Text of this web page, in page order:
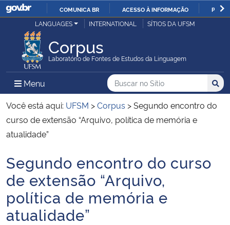
IR
COMUNICA BR ACESSO À INFORMAÇÃO
Ministério da Justiça e Segurança Pública
Ministério da Defesa
Ministério das Relações Exteriores
Ministério da Economia
Ministério da Infraestrutura
Ministério da Agricultura, Pecuária e Abastecimento
Ministério da Educação
LANGUAGES INTERNATIONAL SÍTIOS DA UFSM
Corpus
Laboratório de Fontes de Estudos da Linguagem
Menu Menu Principal do Sítio
Busca
Buscar no no Sítio
Busca:
Você está aqui: UFSM >Corpus >Segundo encontro do
curso de extensão “Arquivo, política de memória e
atualidade”
Início do conteúdo
Segundo encontro do curso
de extensão “Arquivo,
política de memória e
atualidade”